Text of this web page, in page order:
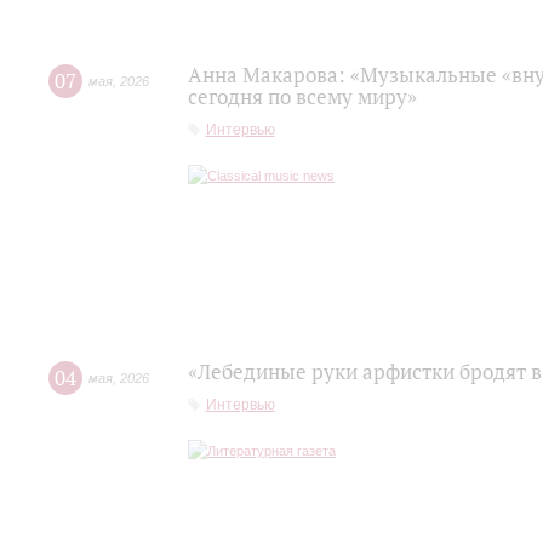
07 мая 2026
Анна Макарова: «Музыкальные
сегодня по всему миру»
Интервью
04 мая 2026 «Лебединые руки арфистки бродят
Интервью